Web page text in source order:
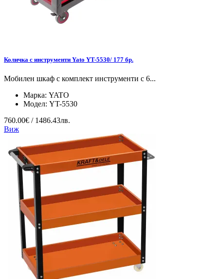
Количка с инструменти Yato YT-5530/ 177 бр.
Мобилен шкаф с комплект инструменти с 6...
Марка: YATO
Модел: YT-5530
760.00€ / 1486.43лв.
Виж